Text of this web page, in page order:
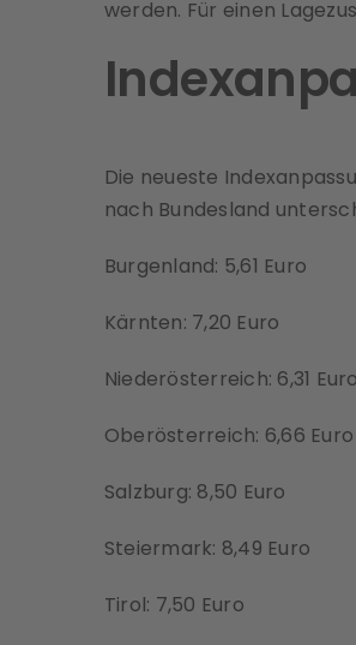
werden. Für einen
Die neueste
nach Bundesland
Burgenland: 5,61 Euro
Kärnten: 7,20 Euro
Niederösterreich: 6,31 Euro
Oberösterreich: 6,66 Euro
Salzburg: 8,50 Euro
Steiermark: 8,49 Euro
Tirol: 7,50 Euro